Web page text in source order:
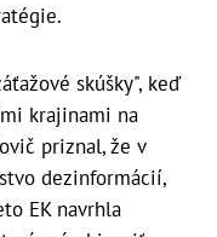
skúšky", keď
krajinami na
priznal, že v
dezinformácií,
EK navrhla